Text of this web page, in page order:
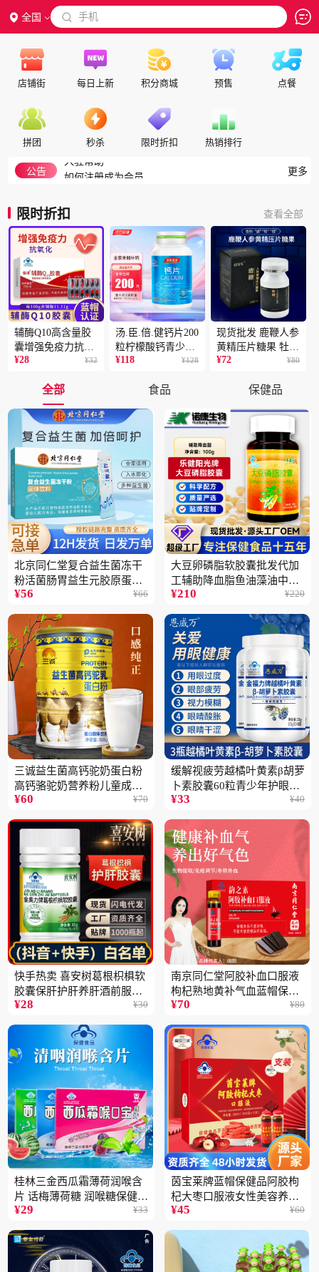
全国  手机
店铺街 每日上新 积分商城 预售 点餐
拼团 秒杀 限时折扣 热销排行
公告
隐私政策
代理合作
交保证金
如何注册成为会员
如何搜索
更多
限时折扣 查看全部
辅酶Q10高含量胶
囊增强免疫力抗氧
化蓝帽保健食品批
¥28 ¥32
汤.臣.倍.健钙片200
粒柠檬酸钙青少年
成人补钙骨骼健康
¥118 ¥128
现货批发 鹿鞭人参
黄精压片糖果 牡蛎
片 男性片剂人参黄
¥72 ¥80
全部 食品 保健品
北京同仁堂复合益生菌冻干
粉活菌肠胃益生元胶原蛋白
固体饮料批发3件
¥56 ¥66
大豆卵磷脂软胶囊批发代加
工辅助降血脂鱼油藻油中老
年蓝帽保健品5瓶
¥210 ¥220
三诚益生菌高钙驼奶蛋白粉
高钙骆驼奶营养粉儿童成人
中老年高蛋白4桶
¥60 ¥70
缓解视疲劳越橘叶黄素β胡萝
卜素胶囊60粒青少年护眼中
老年保健品一瓶
¥33 ¥40
快手热卖 喜安树葛根枳椇软
胶囊保肝护肝养肝酒前服用
保健品批发2瓶
¥28 ¥30
南京同仁堂阿胶补血口服液
枸杞熟地黄补气血蓝帽保健
品100ML
¥70 ¥80
桂林三金西瓜霜薄荷润喉含
片 话梅薄荷糖 润喉糖保健食
品
¥29 ¥33
茵宝莱牌蓝帽保健品阿胶枸
杞大枣口服液女性美容养颜
营养品12支装
¥45 ¥60